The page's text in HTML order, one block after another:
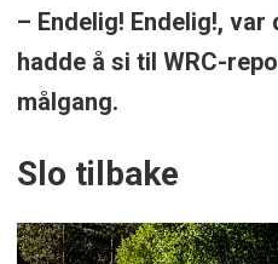
– Endelig! Endelig!,
hadde å si til WRC-
målgang.
Slo tilbake